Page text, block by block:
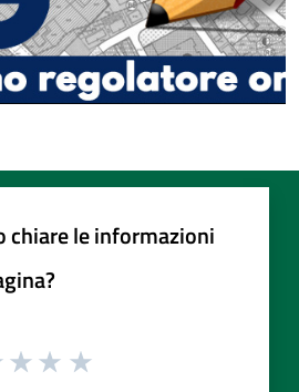
chiare le informazioni